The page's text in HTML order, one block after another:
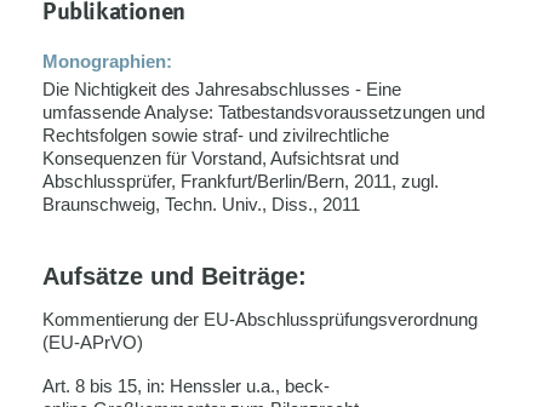
Publikationen
Monographien:
Die Nichtigkeit des Jahresabschlusses - Eine
umfassende Analyse: Tatbestandsvoraussetzungen und
Rechtsfolgen sowie straf- und zivilrechtliche
Konsequenzen für Vorstand, Aufsichtsrat und
Abschlussprüfer, Frankfurt/Berlin/Bern, 2011, zugl.
Braunschweig, Techn. Univ., Diss., 2011
Aufsätze und Beiträge:
Kommentierung der EU-Abschlussprüfungsverordnung
(EU-APrVO)
Art. 8 bis 15, in: Henssler u.a., beck-